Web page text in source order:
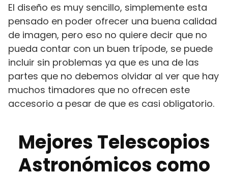
El diseño es muy sencillo, simplemente esta
pensado en poder ofrecer una buena calidad
de imagen, pero eso no quiere decir que no
pueda contar con un buen trípode, se puede
incluir sin problemas ya que es una de las
partes que no debemos olvidar al ver que hay
muchos timadores que no ofrecen este
accesorio a pesar de que es casi obligatorio.
Mejores Telescopios
Astronómicos como